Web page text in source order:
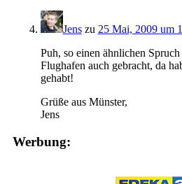
Jenszu 25 Mai, 2009 um
Puh, so einen ähnlichen
Flughafen auch gebracht, da
gehabt!
Grüße aus Münster,
Jens
Werbung: